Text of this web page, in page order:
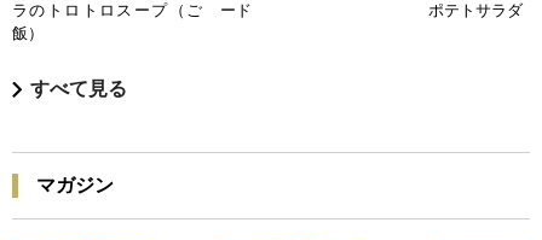
ラのトロトロスープ（ご
飯）
ード
ポテトサラダ
すべて見る
マガジン